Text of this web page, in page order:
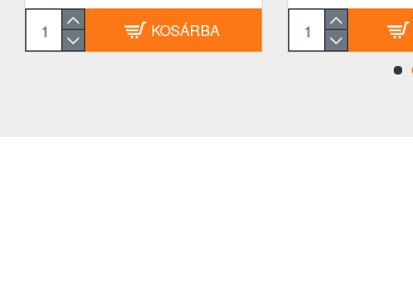
KOSÁRBA